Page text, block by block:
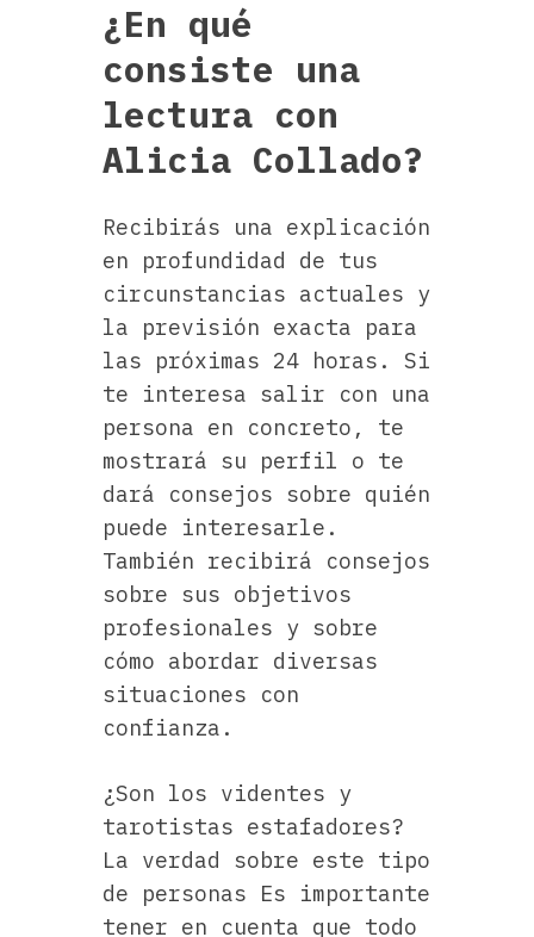
¿En qué
consiste una
lectura con
Alicia Collado?
Recibirás una explicación
en profundidad de tus
circunstancias actuales y
la previsión exacta para
las próximas 24 horas. Si
te interesa salir con una
persona en concreto, te
mostrará su perfil o te
dará consejos sobre quién
puede interesarle.
También recibirá consejos
sobre sus objetivos
profesionales y sobre
cómo abordar diversas
situaciones con
confianza.
¿Son los videntes y
tarotistas estafadores?
La verdad sobre este tipo
de personas Es importante
tener en cuenta que todo